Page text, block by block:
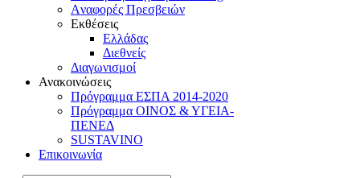
Aναφορές Πρεσβειών
Eκθέσεις
Eλλάδας
Διεθνείς
Διαγωνισμοί
Ανακοινώσεις
Πρόγραμμα ΕΣΠΑ 2014-2020
Πρόγραμμα ΟΙΝΟΣ & ΥΓΕΙΑ-
ΠΕΝΕΔ
SUSTAVINO
Επικοινωνία